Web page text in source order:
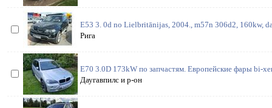
E53 3. 0d no Lielbritānijas, 2004., m57n 306d2, 160kw,
Рига
E70 3.0D 173kW по запчастям. Европейские фары bi-
Даугавпилс и р-он